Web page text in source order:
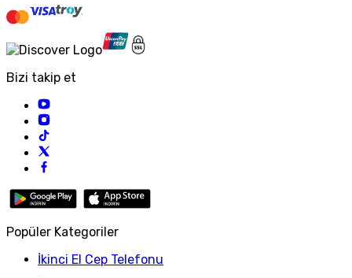
Bizi takip et
Popüler Kategoriler
İkinci El Cep Telefonu